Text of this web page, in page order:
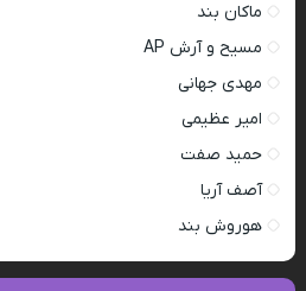
ماکان بند
مسیح و آرش AP
مهدی جهانی
امیر عظیمی
حمید صفت
آصف آریا
هوروش بند